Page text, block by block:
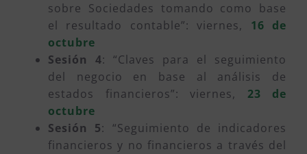
sobre Sociedades tomando como base
el resultado contable”: viernes, 16 de
octubre
Sesión 4: “Claves para el seguimiento
del negocio en base al análisis de
estados financieros”: viernes, 23 de
octubre
Sesión 5: “Seguimiento de indicadores
financieros y no financieros a través del